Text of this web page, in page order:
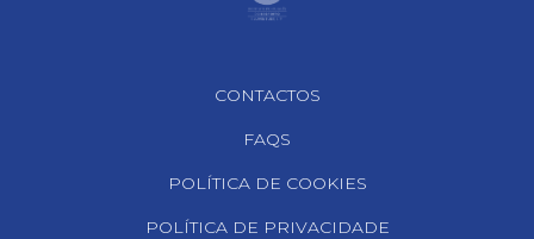
CONTACTOS
FAQS
POLÍTICA DE COOKIES
POLÍTICA DE PRIVACIDADE